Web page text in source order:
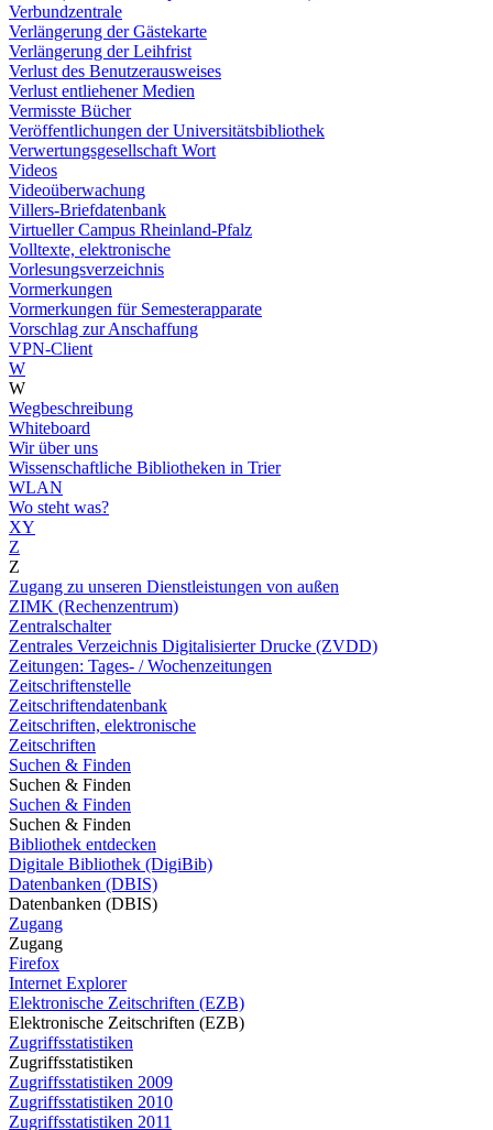
Verbundzentrale
Verlängerung der Gästekarte
Verlängerung der Leihfrist
Verlust des Benutzerausweises
Verlust entliehener Medien
Vermisste Bücher
Veröffentlichungen der Universitätsbibliothek
Verwertungsgesellschaft Wort
Videos
Videoüberwachung
Villers-Briefdatenbank
Virtueller Campus Rheinland-Pfalz
Volltexte, elektronische
Vorlesungsverzeichnis
Vormerkungen
Vormerkungen für Semesterapparate
Vorschlag zur Anschaffung
VPN-Client
W
W
Wegbeschreibung
Whiteboard
Wir über uns
Wissenschaftliche Bibliotheken in Trier
WLAN
Wo steht was?
XY
Z
Z
Zugang zu unseren Dienstleistungen von außen
ZIMK (Rechenzentrum)
Zentralschalter
Zentrales Verzeichnis Digitalisierter Drucke (ZVDD)
Zeitungen: Tages- / Wochenzeitungen
Zeitschriftenstelle
Zeitschriftendatenbank
Zeitschriften, elektronische
Zeitschriften
Suchen & Finden
Suchen & Finden
Suchen & Finden
Suchen & Finden
Bibliothek entdecken
Digitale Bibliothek (DigiBib)
Datenbanken (DBIS)
Datenbanken (DBIS)
Zugang
Zugang
Firefox
Internet Explorer
Elektronische Zeitschriften (EZB)
Elektronische Zeitschriften (EZB)
Zugriffsstatistiken
Zugriffsstatistiken
Zugriffsstatistiken 2009
Zugriffsstatistiken 2010
Zugriffsstatistiken 2011